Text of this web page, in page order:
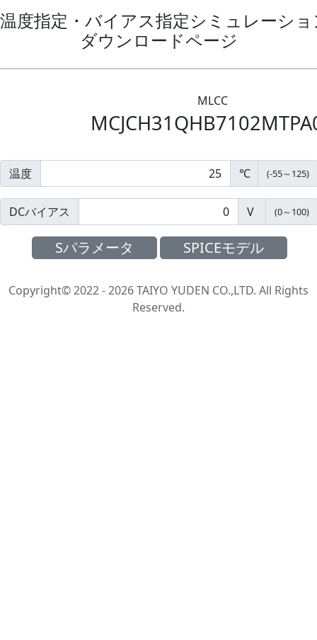
温度指定・バイアス指定シミュレーシ
ダウンロードページ
MLCC
温度 ℃ (-55～ 125)
DCバイアス V (0～ 100)
Sパラメータ SPICEモデル
Copyright© 2022 - 2026 TAIYO YUDEN CO.,LTD. All Rights
Reserved.